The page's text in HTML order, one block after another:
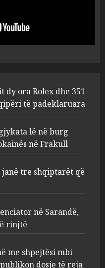
fusin në Shqipëri të
2026
në burg “kimistin” e
të kokainës në
që humbën
2026
në Sarandë, jepet
për 5 të rinjtë
dy ora Rolex dhe 351
të padeklaruara
lë në burg
në Frakull
tre shqiptarët që
në Sarandë,
rinjtë
me shpejtësi mbi
dosje të reja